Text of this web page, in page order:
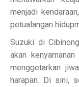
menjadi
petualangan
Suzuki di
akan
menggetarkan
harapan. Di sini,